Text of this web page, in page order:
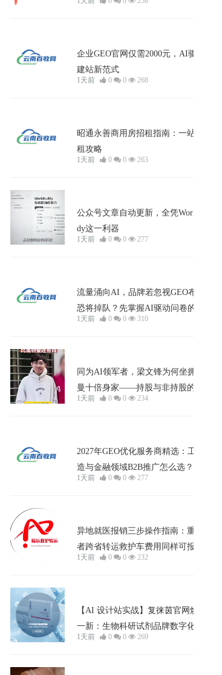
清洁
企业GEO官网仅需2000元，AI驱动
建站新范式
1天前 0 0 268
昭通永善商用房招租指南：一站式整
租攻略
1天前 0 0 263
公众号文章自动更新，全凭Workbud
dy这一利器
1天前 0 0 277
流量涌向AI，品牌若忽视GEO布局
恐将掉队？先掌握AI驱动问卷的实战
逻辑！
1天前 0 0 310
同为AI领军者，梁文锋为何坐拥奥特
曼十倍身家——持股与非持股的财富
分野
1天前 0 0 234
2027年GEO优化服务商精选：工业制
造与金融领域B2B推广怎么选？
1天前 0 0 277
异地就医报销三步操作指南：重症患
者跨省转运救护车费用同样可报
1天前 0 0 232
【AI 设计站实战】复徕茵官网焕然
一新：生物科研试剂品牌数字化门户
正式启航
1天前 0 0 269